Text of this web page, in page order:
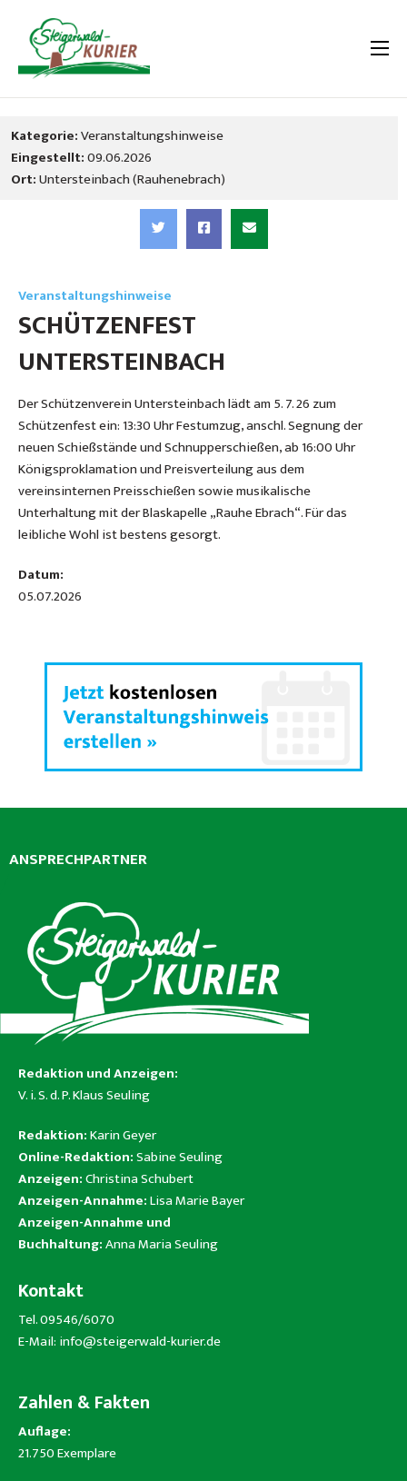
Kategorie:Veranstaltungshinweise
Eingestellt:09.06.2026
Ort:Untersteinbach (Rauhenebrach)
Veranstaltungshinweise
SCHÜTZENFEST
UNTERSTEINBACH
Der Schützenverein Untersteinbach lädt am 5. 7. 26 zum
Schützenfest ein: 13:30 Uhr Festumzug, anschl. Segnung der
neuen Schießstände und Schnupperschießen, ab 16:00 Uhr
Königsproklamation und Preisverteilung aus dem
vereinsinternen Preisschießen sowie musikalische
Unterhaltung mit der Blaskapelle „Rauhe Ebrach“. Für das
leibliche Wohl ist bestens gesorgt.
Datum:
05.07.2026
ANSPRECHPARTNER
Redaktion und Anzeigen:
V. i. S. d. P. Klaus Seuling
Redaktion:Karin Geyer
Online-Redaktion:Sabine Seuling
Anzeigen:Christina Schubert
Anzeigen-Annahme:Lisa Marie Bayer
Anzeigen-Annahme und
Buchhaltung:Anna Maria Seuling
Kontakt
Tel. 09546/6070
E-Mail: info@steigerwald-kurier.de
Zahlen & Fakten
Auflage:
21.750 Exemplare